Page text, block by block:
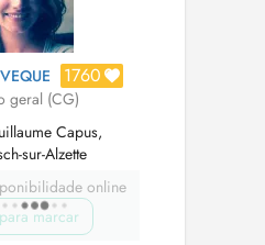
1760
geral (CG)
Capus,
sur-Alzette
online
marcar